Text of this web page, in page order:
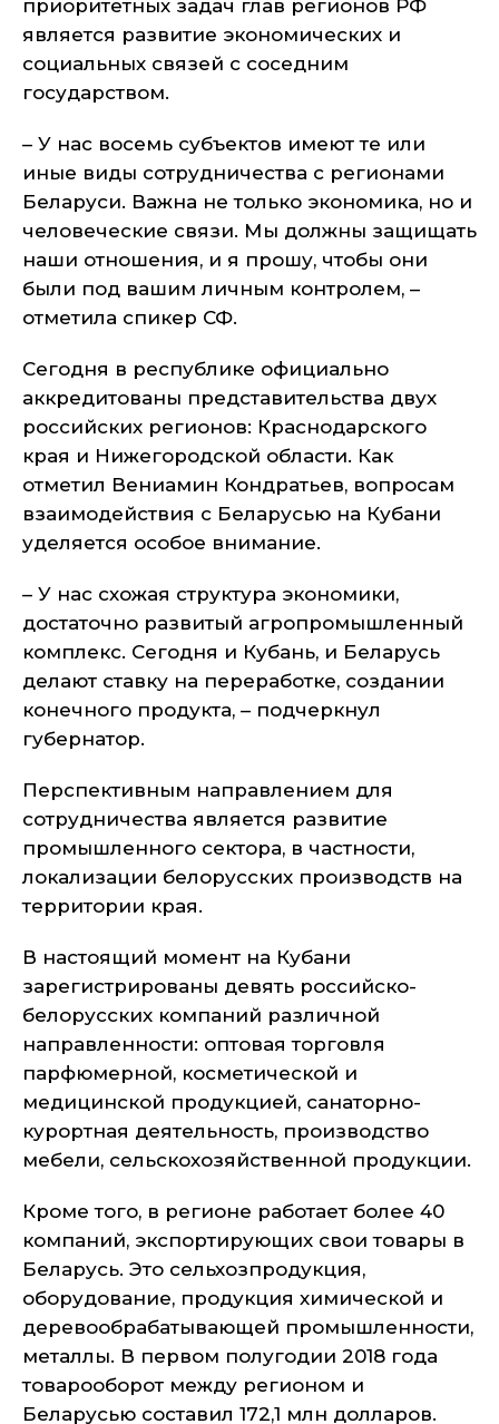
приоритетных задач глав регионов РФ
является развитие экономических и
социальных связей с соседним
государством.
– У нас восемь субъектов имеют те или
иные виды сотрудничества с регионами
Беларуси. Важна не только экономика, но и
человеческие связи. Мы должны защищать
наши отношения, и я прошу, чтобы они
были под вашим личным контролем, –
отметила спикер СФ.
Сегодня в республике официально
аккредитованы представительства двух
российских регионов: Краснодарского
края и Нижегородской области. Как
отметил Вениамин Кондратьев, вопросам
взаимодействия с Беларусью на Кубани
уделяется особое внимание.
– У нас схожая структура экономики,
достаточно развитый агропромышленный
комплекс. Сегодня и Кубань, и Беларусь
делают ставку на переработке, создании
конечного продукта, – подчеркнул
губернатор.
Перспективным направлением для
сотрудничества является развитие
промышленного сектора, в частности,
локализации белорусских производств на
территории края.
В настоящий момент на Кубани
зарегистрированы девять российско-
белорусских компаний различной
направленности: оптовая торговля
парфюмерной, косметической и
медицинской продукцией, санаторно-
курортная деятельность, производство
мебели, сельскохозяйственной продукции.
Кроме того, в регионе работает более 40
компаний, экспортирующих свои товары в
Беларусь. Это сельхозпродукция,
оборудование, продукция химической и
деревообрабатывающей промышленности,
металлы. В первом полугодии 2018 года
товарооборот между регионом и
Беларусью составил 172,1 млн долларов.